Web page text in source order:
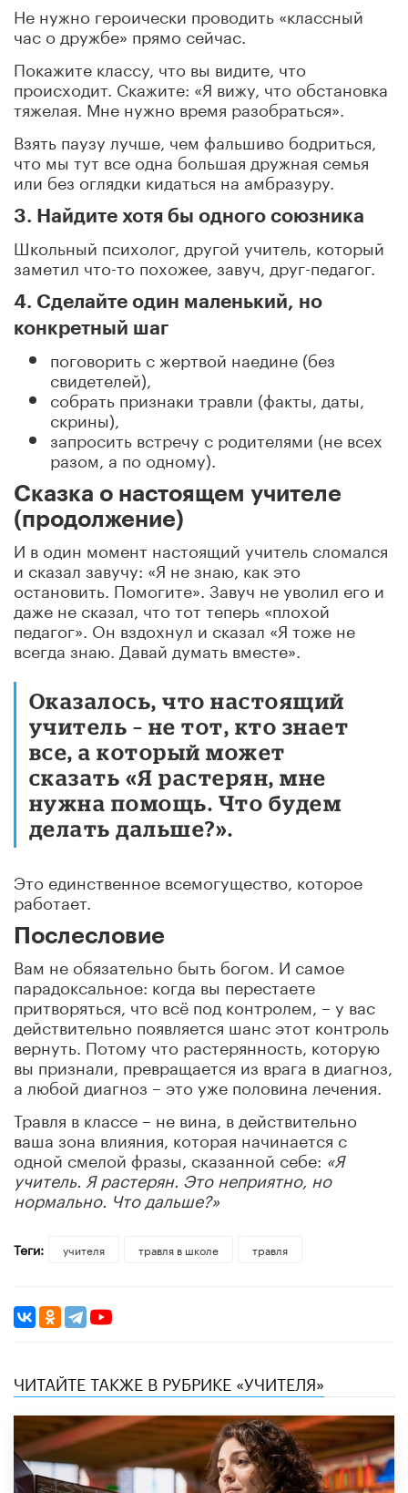
Не нужно героически проводить «классный
час о дружбе» прямо сейчас.
Покажите классу, что вы видите, что
происходит. Скажите: «Я вижу, что обстановка
тяжелая. Мне нужно время разобраться».
Взять паузу лучше, чем фальшиво бодриться,
что мы тут все одна большая дружная семья
или без оглядки кидаться на амбразуру.
3. Найдите хотя бы одного союзника
Школьный психолог, другой учитель, который
заметил что-то похожее, завуч, друг-педагог.
4. Сделайте один маленький, но
конкретный шаг
поговорить с жертвой наедине (без
свидетелей),
собрать признаки травли (факты, даты,
скрины),
запросить встречу с родителями (не всех
разом, а по одному).
Сказка о настоящем учителе
(продолжение)
И в один момент настоящий учитель сломался
и сказал завучу: «Я не знаю, как это
остановить. Помогите». Завуч не уволил его и
даже не сказал, что тот теперь «плохой
педагог». Он вздохнул и сказал «Я тоже не
всегда знаю. Давай думать вместе».
Оказалось, что настоящий
учитель – не тот, кто знает
все, а который может
сказать «Я растерян, мне
нужна помощь. Что будем
делать дальше?».
Это единственное всемогущество, которое
работает.
Послесловие
Вам не обязательно быть богом. И самое
парадоксальное: когда вы перестаете
притворяться, что всё под контролем, – у вас
действительно появляется шанс этот контроль
вернуть. Потому что растерянность, которую
вы признали, превращается из врага в диагноз,
а любой диагноз – это уже половина лечения.
Травля в классе – не вина, в действительно
ваша зона влияния, которая начинается с
одной смелой фразы, сказанной себе: «Я
учитель. Я растерян. Это неприятно, но
нормально. Что дальше?»
Теги: учителя травля в школе травля
ЧИТАЙТЕ ТАКЖЕ В РУБРИКЕ «УЧИТЕЛЯ»